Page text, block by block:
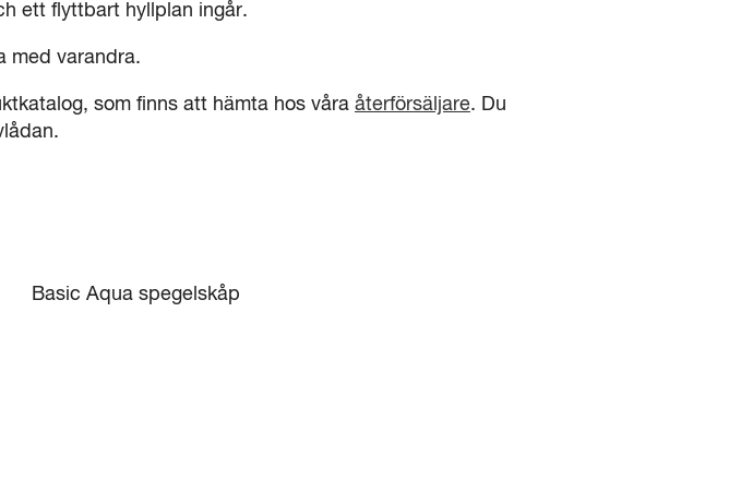
ett flyttbart hyllplan ingår.
med varandra.
som finns att hämta hos våra återförsäljare. Du
Basic Aqua spegelskåp